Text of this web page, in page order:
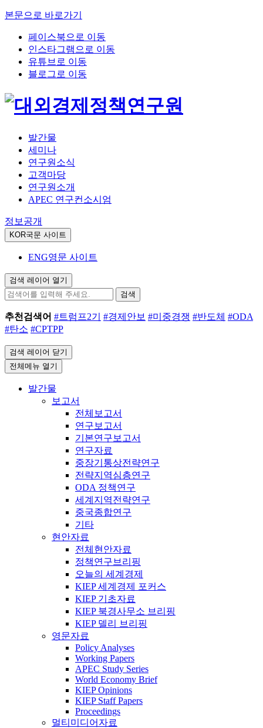
본문으로 바로가기
페이스북으로 이동
인스타그램으로 이동
유튜브로 이동
블로그로 이동
발간물
세미나
연구원소식
고객마당
연구원소개
APEC 연구컨소시엄
정보공개
KOR국문 사이트
ENG영문 사이트
검색 레이어 열기
검색
추천검색어 #트럼프2기 #경제안보 #미중경쟁 #반도체 #ODA
#탄소 #CPTPP
검색 레이어 닫기
전체메뉴 열기
발간물
보고서
전체보고서
연구보고서
기본연구보고서
연구자료
중장기통상전략연구
전략지역심층연구
ODA 정책연구
세계지역전략연구
중국종합연구
기타
현안자료
전체현안자료
정책연구브리핑
오늘의 세계경제
KIEP 세계경제 포커스
KIEP 기초자료
KIEP 북경사무소 브리핑
KIEP 델리 브리핑
영문자료
Policy Analyses
Working Papers
APEC Study Series
World Economy Brief
KIEP Opinions
KIEP Staff Papers
Proceedings
멀티미디어자료